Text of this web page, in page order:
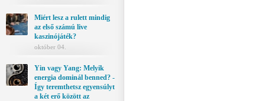
Miért lesz a rulett mindig
az első számú live
kaszinójáték?
október 04.
Yin vagy Yang: Melyik
energia dominál benned? -
Így teremthetsz egyensúlyt
a két erő között az